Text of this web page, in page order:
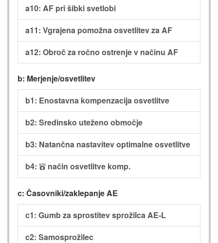
a10: AF pri šibki svetlobi
a11: Vgrajena pomožna osvetlitev za AF
a12: Obroč za ročno ostrenje v načinu AF
b: Merjenje/osvetlitev
b1: Enostavna kompenzacija osvetlitve
b2: Sredinsko uteženo območje
b3: Natančna nastavitev optimalne osvetlitve
b4: b način osvetlitve komp.
c: Časovniki/zaklepanje AE
c1: Gumb za sprostitev sprožilca AE-L
c2: Samosprožilec